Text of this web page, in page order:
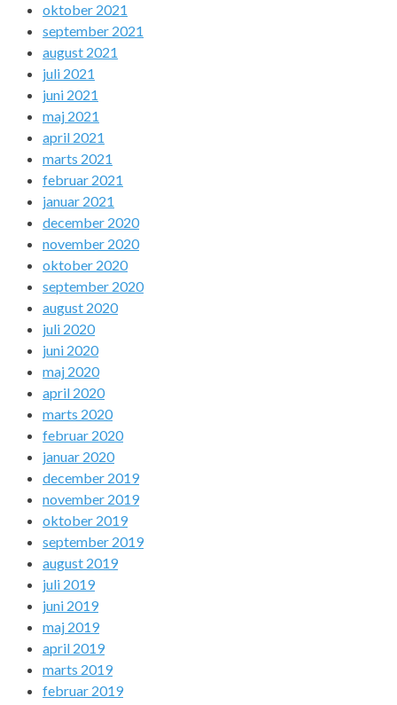
oktober 2021
september 2021
august 2021
juli 2021
juni 2021
maj 2021
april 2021
marts 2021
februar 2021
januar 2021
december 2020
november 2020
oktober 2020
september 2020
august 2020
juli 2020
juni 2020
maj 2020
april 2020
marts 2020
februar 2020
januar 2020
december 2019
november 2019
oktober 2019
september 2019
august 2019
juli 2019
juni 2019
maj 2019
april 2019
marts 2019
februar 2019